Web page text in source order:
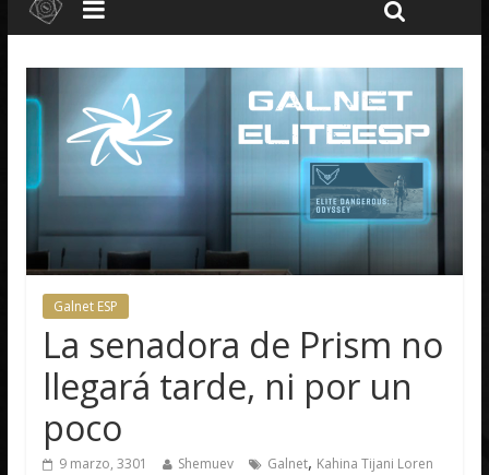
Galnet ESP
La senadora de Prism no
llegará tarde, ni por un
poco
9 marzo, 3301 Shemuev Galnet, Kahina Tijani Loren